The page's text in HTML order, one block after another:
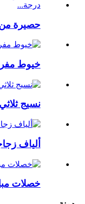
حصيرة من
خيوط
نسيج
ألياف
خصلات